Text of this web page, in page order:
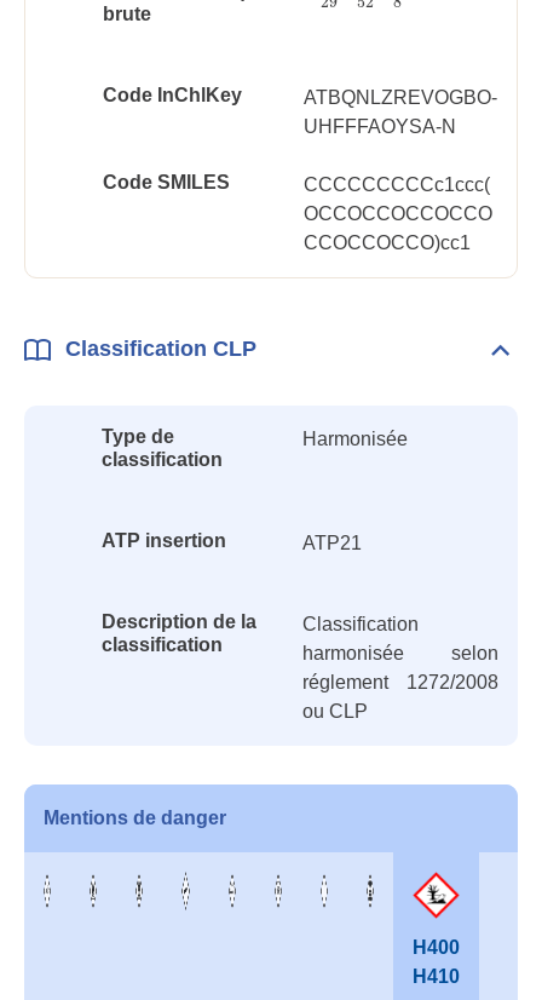
brute
Code InChlKey
ATBQNLZREVOGBO-
UHFFFAOYSA-N
Code SMILES
CCCCCCCCCc1ccc(
OCCOCCOCCOCCO
CCOCCOCCO)cc1
Classification CLP
Type de
classification
Harmonisée
ATP insertion ATP21
Description de la
classification
Classification
harmonisée selon
réglement 1272/2008
ou CLP
Mentions de danger
H400
H410